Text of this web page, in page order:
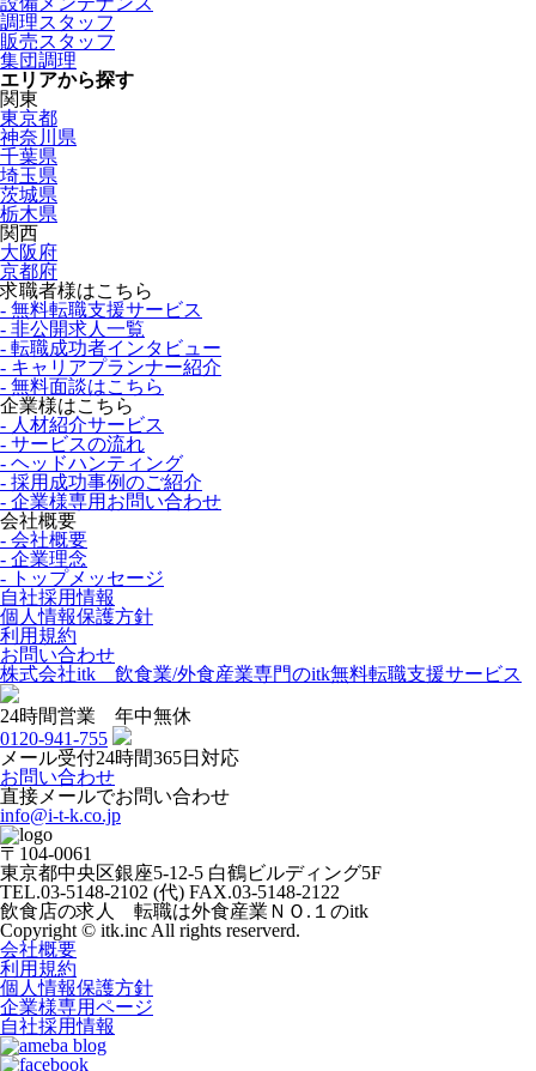
調理スタッフ
販売スタッフ
集団調理
エリアから探す
関東
東京都
神奈川県
千葉県
埼玉県
茨城県
栃木県
関西
大阪府
京都府
求職者様はこちら
- 無料転職支援サービス
- 非公開求人一覧
- 転職成功者インタビュー
- キャリアプランナー紹介
- 無料面談はこちら
企業様はこちら
- 人材紹介サービス
- サービスの流れ
- ヘッドハンティング
- 採用成功事例のご紹介
- 企業様専用お問い合わせ
会社概要
- 会社概要
- 企業理念
- トップメッセージ
自社採用情報
個人情報保護方針
利用規約
お問い合わせ
株式会社itk 飲食業/外食産業専門のitk無料転職支援サービス
24時間営業 年中無休
0120-941-755
メール受付24時間365日対応
お問い合わせ
直接メールでお問い合わせ
info@i-t-k.co.jp
〒104-0061
東京都中央区銀座5-12-5 白鶴ビルディング5F
TEL.03-5148-2102 (代) FAX.03-5148-2122
飲食店の求人 転職は外食産業ＮＯ.１のitk
Copyright © itk.inc All rights reserverd.
会社概要
利用規約
個人情報保護方針
企業様専用ページ
自社採用情報